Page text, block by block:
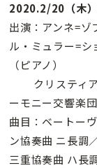
2020.2/20（木
出演：アンネ=ゾ
ル・ミュラー=シ
（ピアノ）
クリスティア
ーモニー交響楽団
曲目：ベートー
ン協奏曲 ニ長調
三重協奏曲 ハ長